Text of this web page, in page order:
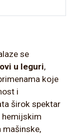
se
u leguri,
koje
i
širok spektar
hemijskim
mašinske,